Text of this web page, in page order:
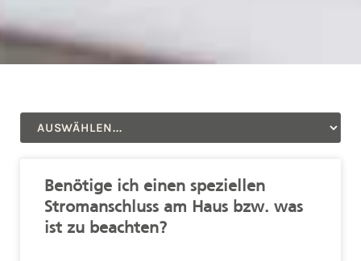
Benötige ich einen speziellen
Stromanschluss am Haus bzw. was
ist zu beachten?